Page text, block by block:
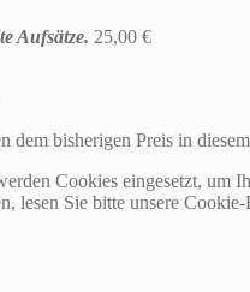
Aufsätze. 25,00 €
dem bisherigen Preis in
Cookies eingesetzt, um
lesen Sie bitte unsere